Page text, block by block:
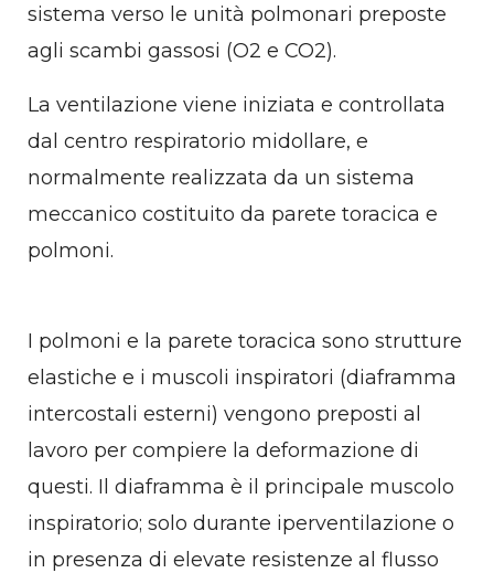
sistema verso le unità polmonari preposte
agli scambi gassosi (O2 e CO2).
La ventilazione viene iniziata e controllata
dal centro respiratorio midollare, e
normalmente realizzata da un sistema
meccanico costituito da parete toracica e
polmoni.
I polmoni e la parete toracica sono strutture
elastiche e i muscoli inspiratori (diaframma
intercostali esterni) vengono preposti al
lavoro per compiere la deformazione di
questi. Il diaframma è il principale muscolo
inspiratorio; solo durante iperventilazione o
in presenza di elevate resistenze al flusso